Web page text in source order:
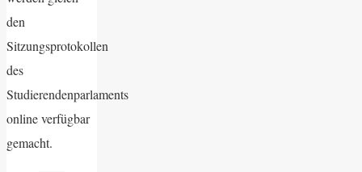
den
Sitzungsprotokollen
des
Studierendenparlaments
online verfügbar
gemacht.